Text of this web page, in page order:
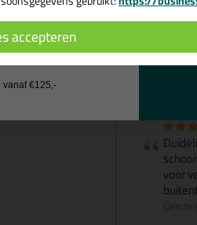
voor
voor
accepteren
cadeau
€125,-